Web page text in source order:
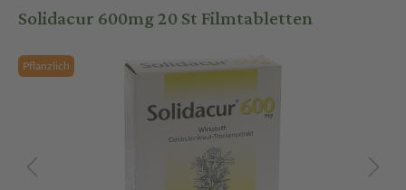
Solidacur 600mg 20 St Filmtabletten
Pflanzlich